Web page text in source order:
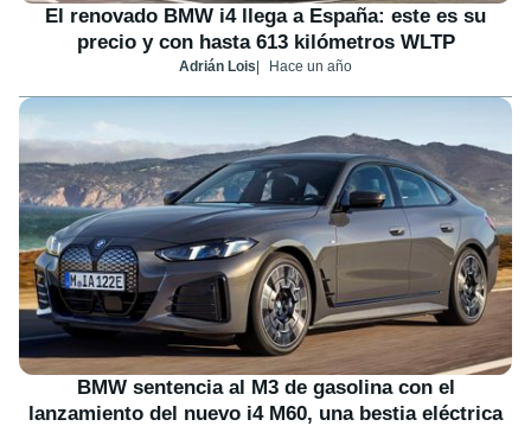
El renovado BMW i4 llega a España: este es su
precio y con hasta 613 kilómetros WLTP
Adrián Lois Hace un año
BMW sentencia al M3 de gasolina con el
lanzamiento del nuevo i4 M60, una bestia eléctrica